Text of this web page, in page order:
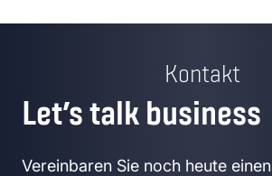
Kontakt
Let’s talk business
Vereinbaren Sie noch heute